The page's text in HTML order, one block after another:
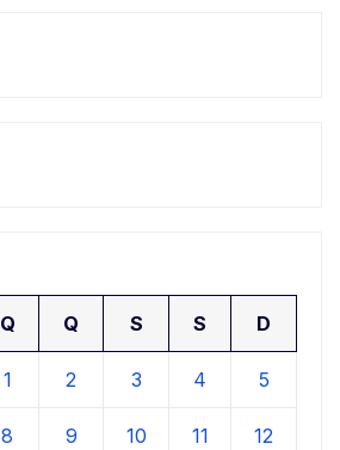
Q Q S S D
1 2 3 4 5
8 9 10 11 12